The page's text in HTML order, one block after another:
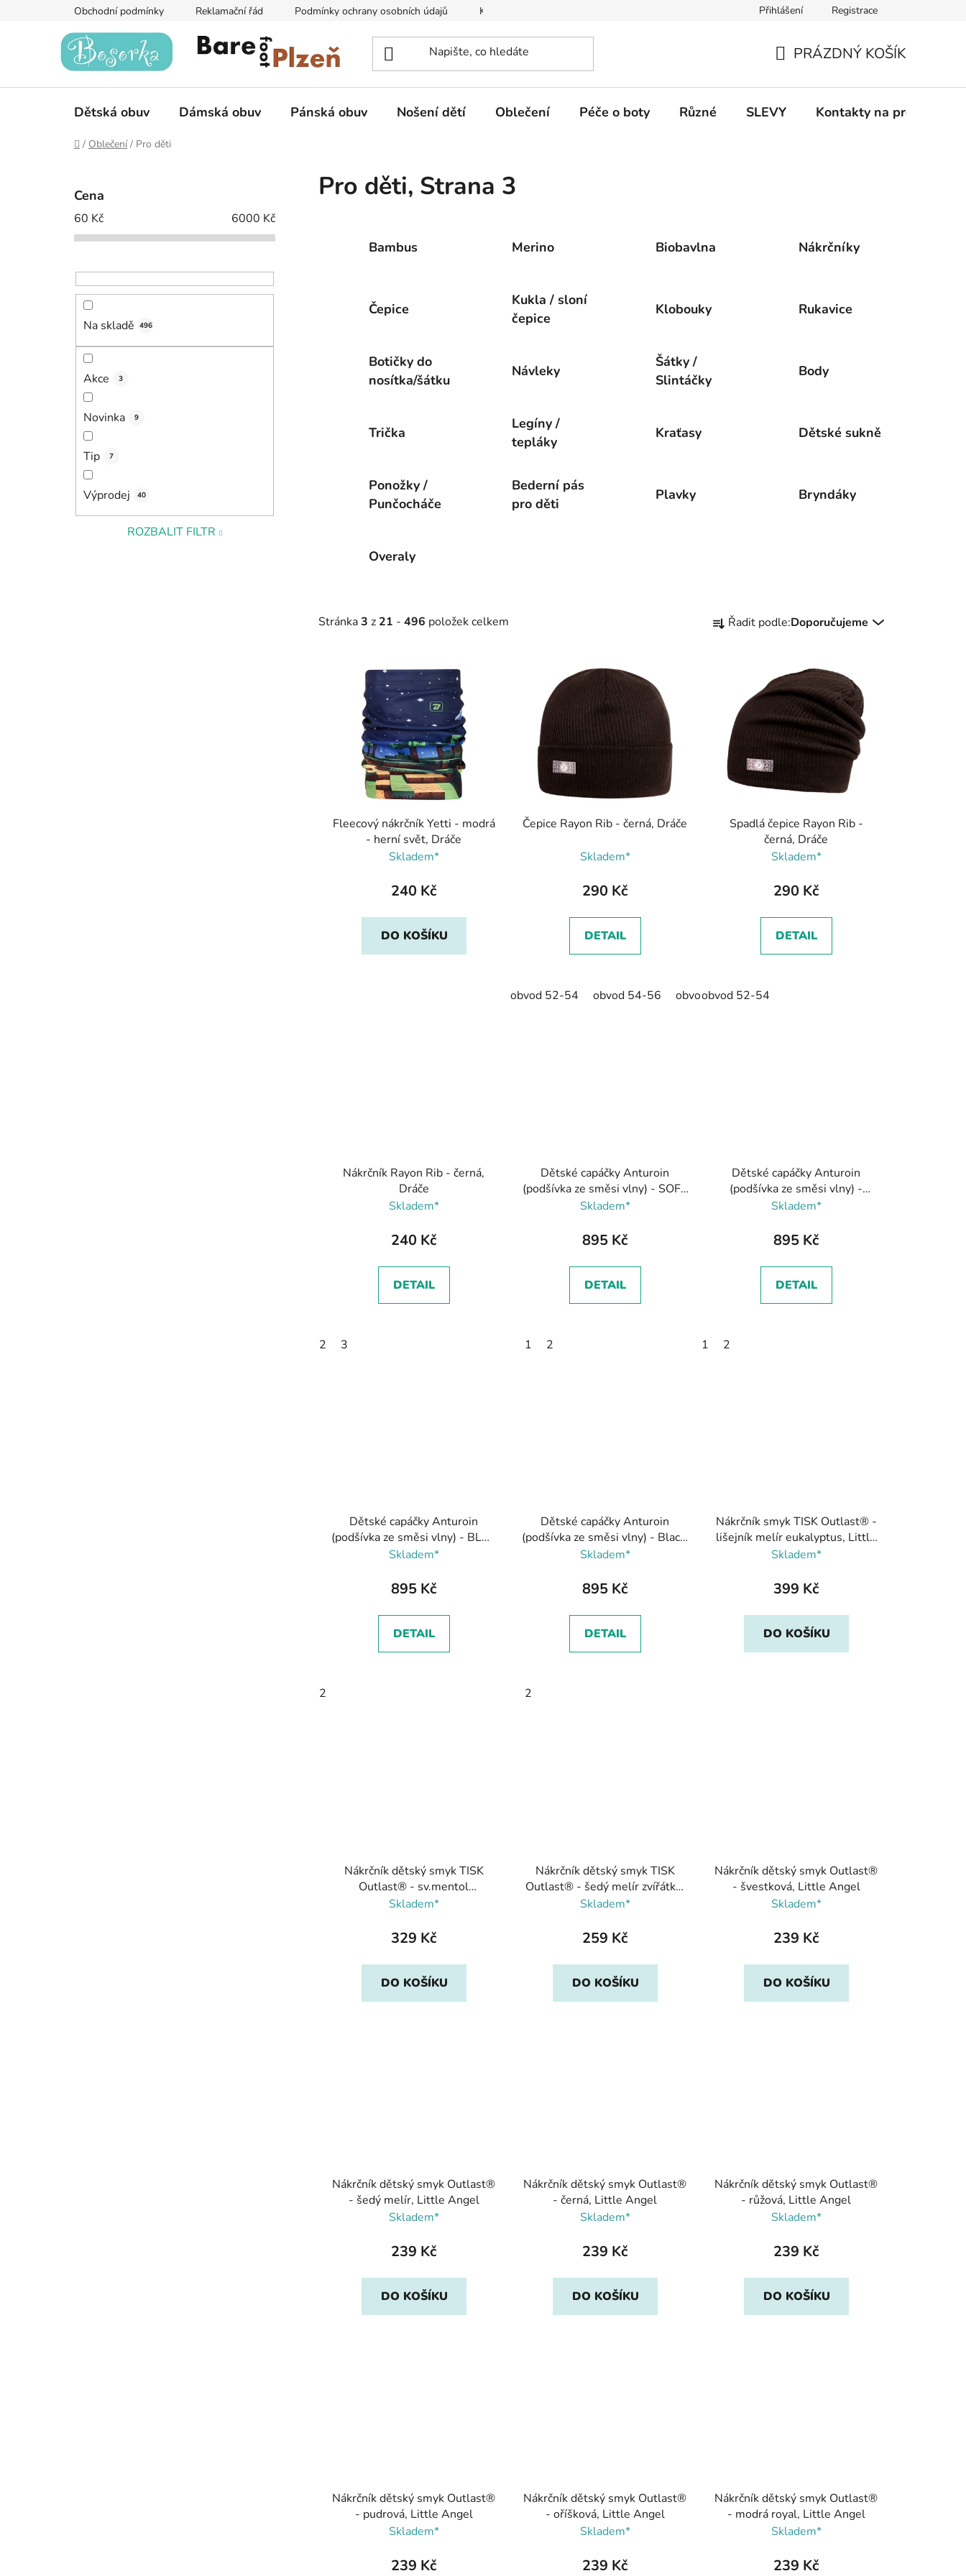
Obchodní podmínky Reklamační řád Podmínky ochrany osobních údajů Kontakty na prodejny Informace k on-line platbám Odstoupení od
Přihlášení Registrace
KOŠÍK
PRÁZDNÝ KOŠÍK
Dětská obuv Dámská obuv Pánská obuv Nošení dětí Oblečení Péče o boty Různé SLEVY Kontakty na prodejny
Domů
/ Oblečení / Pro děti
Cena
60 Kč 6000 Kč
Na skladě 496
Akce 3
Novinka 9
Tip 7
Výprodej 40
ROZBALIT FILTR
Pro děti, Strana 3
Bambus Merino Biobavlna Nákrčníky
Čepice
Kukla / sloní
čepice
Klobouky Rukavice
Botičky do
nosítka/šátku
Návleky
Šátky /
Slintáčky
Body
Trička
Legíny /
tepláky
Kraťasy Dětské sukně
Ponožky /
Punčocháče
Bederní pás
pro děti
Plavky Bryndáky
Overaly
Stránka3 z 21 - 496 položek celkem
a Řadit podle:Doporučujeme
Fleecový nákrčník Yetti - modrá
- herní svět, Dráče
Skladem*
240 Kč
DO KOŠÍKU
Čepice Rayon Rib - černá, Dráče
Skladem*
290 Kč
DETAIL
obvod 52-54 obvod 54-56 obvod 50-52
Spadlá čepice Rayon Rib -
černá, Dráče
Skladem*
290 Kč
DETAIL
obvod 52-54
Nákrčník Rayon Rib - černá,
Dráče
Skladem*
240 Kč
DETAIL
2 3
Dětské capáčky Anturoin
(podšívka ze směsi vlny) - SOFT
CORAL, Reima
Skladem*
895 Kč
DETAIL
1 2
Dětské capáčky Anturoin
(podšívka ze směsi vlny) -
BLOOMING LILAC, Reima
Skladem*
895 Kč
DETAIL
1 2
Dětské capáčky Anturoin
(podšívka ze směsi vlny) - BLUE
OCEAN, Reima
Skladem*
895 Kč
DETAIL
2
Dětské capáčky Anturoin
(podšívka ze směsi vlny) - Black,
Reima
Skladem*
895 Kč
DETAIL
2
Nákrčník smyk TISK Outlast® -
lišejník melír eukalyptus, Little
Angel
Skladem*
399 Kč
DO KOŠÍKU
Nákrčník dětský smyk TISK
Outlast® - sv.mentol
auta/tm.lišejník, Little Angel
Skladem*
329 Kč
DO KOŠÍKU
Nákrčník dětský smyk TISK
Outlast® - šedý melír zvířátka,
Little Angel
Skladem*
259 Kč
DO KOŠÍKU
Nákrčník dětský smyk Outlast®
- švestková, Little Angel
Skladem*
239 Kč
DO KOŠÍKU
Nákrčník dětský smyk Outlast®
- šedý melír, Little Angel
Skladem*
239 Kč
DO KOŠÍKU
Nákrčník dětský smyk Outlast®
- černá, Little Angel
Skladem*
239 Kč
DO KOŠÍKU
Nákrčník dětský smyk Outlast®
- růžová, Little Angel
Skladem*
239 Kč
DO KOŠÍKU
Nákrčník dětský smyk Outlast®
- pudrová, Little Angel
Skladem*
239 Kč
Nákrčník dětský smyk Outlast®
- oříšková, Little Angel
Skladem*
239 Kč
Nákrčník dětský smyk Outlast®
- modrá royal, Little Angel
Skladem*
239 Kč